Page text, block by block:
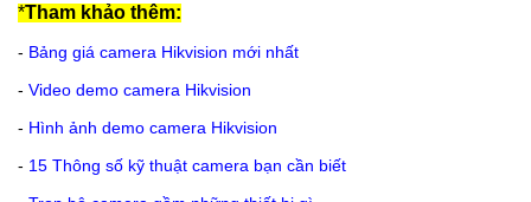
*Tham khảo thêm:
- Bảng giá camera Hikvision mới nhất
- Video demo camera Hikvision
- Hình ảnh demo camera Hikvision
- 15 Thông số kỹ thuật camera bạn cần biết